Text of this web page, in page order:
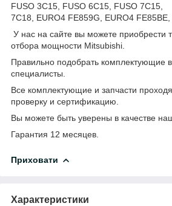
FUSO 3C15, FUSO 6C15, FUSO
7C18, EURO4 FE859G, EURO4
У нас на сайте вы можете приобрести
отбора мощности Mitsubishi.
Правильно подобрать комплектующие
специалисты.
Все комплектующие и запчасти
проверку и сертификацию.
Вы можете быть уверены в качестве
Гарантия 12 месяцев.
Приховати
Характеристики